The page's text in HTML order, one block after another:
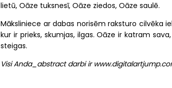
lietū, Oāze tuksnesī, Oāze ziedos, Oāze saulē.
Māksliniece ar dabas norisēm raksturo cilvēka
kur ir prieks, skumjas, ilgas. Oāze ir katram
steigas.
Visi Anda_abstract darbi ir